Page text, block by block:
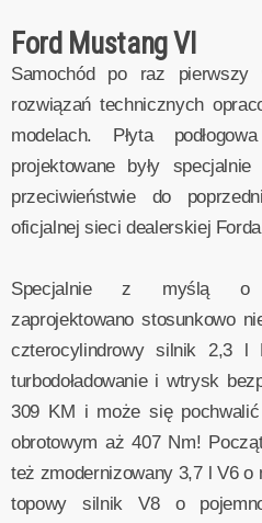
Ford Mustang VI
Samochód po raz
rozwiązań technicznych
modelach. Płyta
projektowane były
przeciwieństwie do
oficjalnej sieci dealerskiej
Specjalnie z myślą o
zaprojektowano stosunkowo
czterocylindrowy silnik 2,3 l
turbodoładowanie i wtrysk
309 KM i może się
obrotowym aż 407 Nm!
też zmodernizowany 3,7 l V6 o
topowy silnik V8 o